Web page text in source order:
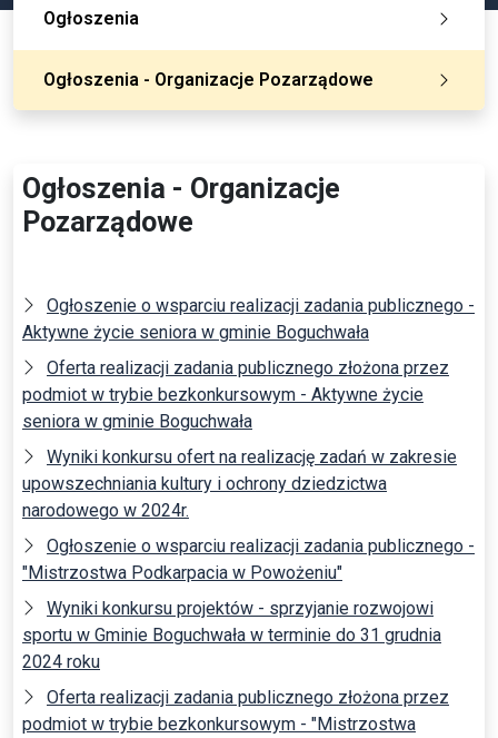
Ogłoszenia
Ogłoszenia - Organizacje Pozarządowe
Ogłoszenia - Organizacje
Pozarządowe
Ogłoszenie o wsparciu realizacji zadania publicznego -
Aktywne życie seniora w gminie Boguchwała
Oferta realizacji zadania publicznego złożona przez
podmiot w trybie bezkonkursowym - Aktywne życie
seniora w gminie Boguchwała
Wyniki konkursu ofert na realizację zadań w zakresie
upowszechniania kultury i ochrony dziedzictwa
narodowego w 2024r.
Ogłoszenie o wsparciu realizacji zadania publicznego -
"Mistrzostwa Podkarpacia w Powożeniu"
Wyniki konkursu projektów - sprzyjanie rozwojowi
sportu w Gminie Boguchwała w terminie do 31 grudnia
2024 roku
Oferta realizacji zadania publicznego złożona przez
podmiot w trybie bezkonkursowym - "Mistrzostwa